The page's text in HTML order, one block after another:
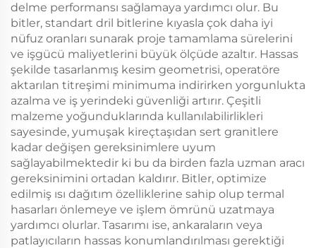
delme performansı sağlamaya yardımcı olur. Bu
bitler, standart dril bitlerine kıyasla çok daha iyi
nüfuz oranları sunarak proje tamamlama sürelerini
ve işgücü maliyetlerini büyük ölçüde azaltır. Hassas
şekilde tasarlanmış kesim geometrisi, operatöre
aktarılan titreşimi minimuma indirirken yorgunlukta
azalma ve iş yerindeki güvenliği artırır. Çeşitli
malzeme yoğunduklarında kullanılabilirlikleri
sayesinde, yumuşak kireçtaşıdan sert granitlere
kadar değişen gereksinimlere uyum
sağlayabilmektedir ki bu da birden fazla uzman aracı
gereksinimini ortadan kaldırır. Bitler, optimize
edilmiş ısı dağıtım özelliklerine sahip olup termal
hasarları önlemeye ve işlem ömrünü uzatmaya
yardımcı olurlar. Tasarımı ise, ankaraların veya
patlayıcıların hassas konumlandırılması gerektiği